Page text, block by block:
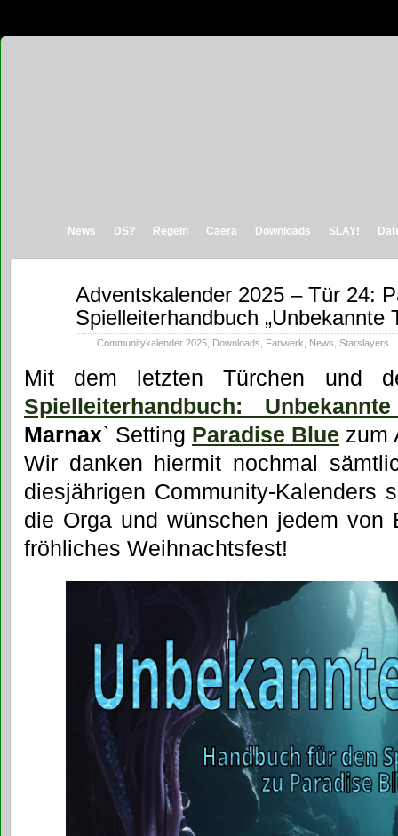
News DS? Regeln Caera Downloads SLAY!
Adventskalender 2025 – Tür 24:
Spielleiterhandbuch „Unbekannte
Communitykalender 2025 Downloads Fanwerk News Starslayers
Mit dem letzten Türchen und
Spielleiterhandbuch:
Marnax` Setting Paradise Blue zum
Wir danken hiermit nochmal
diesjährigen Community-Kalenders
die Orga und wünschen jedem
fröhliches Weihnachtsfest!